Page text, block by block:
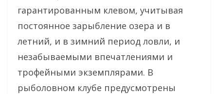
гарантированным клевом, учитывая
постоянное зарыбление озера и в
летний, и в зимний период ловли, и
незабываемыми впечатлениями и
трофейными экземплярами. В
рыболовном клубе предусмотрены